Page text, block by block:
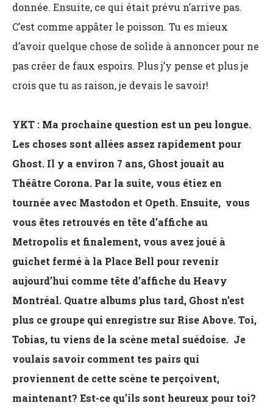
donnée. Ensuite, ce qui était prévu n’arrive pas.
C’est comme appâter le poisson. Tu es mieux
d’avoir quelque chose de solide à annoncer pour ne
pas créer de faux espoirs. Plus j’y pense et plus je
crois que tu as raison, je devais le savoir!
YKT : Ma prochaine question est un peu longue.
Les choses sont allées assez rapidement pour
Ghost. Il y a environ 7 ans, Ghost jouait au
Théâtre Corona. Par la suite, vous étiez en
tournée avec Mastodon et Opeth. Ensuite, vous
vous êtes retrouvés en tête d’affiche au
Metropolis et finalement, vous avez joué à
guichet fermé à la Place Bell pour revenir
aujourd’hui comme tête d’affiche du Heavy
Montréal. Quatre albums plus tard, Ghost n’est
plus ce groupe qui enregistre sur Rise Above. Toi,
Tobias, tu viens de la scène metal suédoise. Je
voulais savoir comment tes pairs qui
proviennent de cette scène te perçoivent,
maintenant? Est-ce qu’ils sont heureux pour toi?